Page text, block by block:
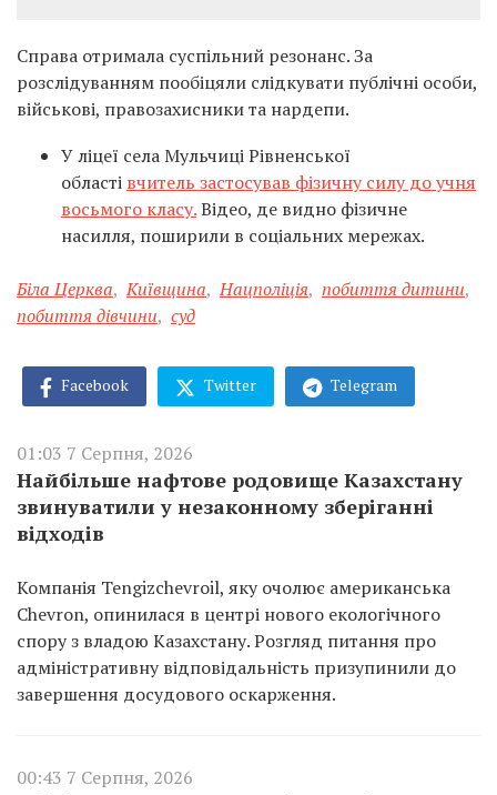
Справа отримала суспільний резонанс. За
розслідуванням пообіцяли слідкувати публічні особи,
військові, правозахисники та нардепи.
У ліцеї села Мульчиці Рівненської
області вчитель застосував фізичну силу до учня
восьмого класу.Відео, де видно фізичне
насилля, поширили в соціальних мережах.
Біла Церква, Київщина, Нацполіція, побиття дитини,
побиття дівчини, суд
Facebook Twitter Telegram
01:03 7 Серпня, 2026
Найбільше нафтове родовище Казахстану
звинуватили у незаконному зберіганні
відходів
Компанія Tengizchevroil, яку очолює американська
Chevron, опинилася в центрі нового екологічного
спору з владою Казахстану. Розгляд питання про
адміністративну відповідальність призупинили до
завершення досудового оскарження.
00:43 7 Серпня, 2026